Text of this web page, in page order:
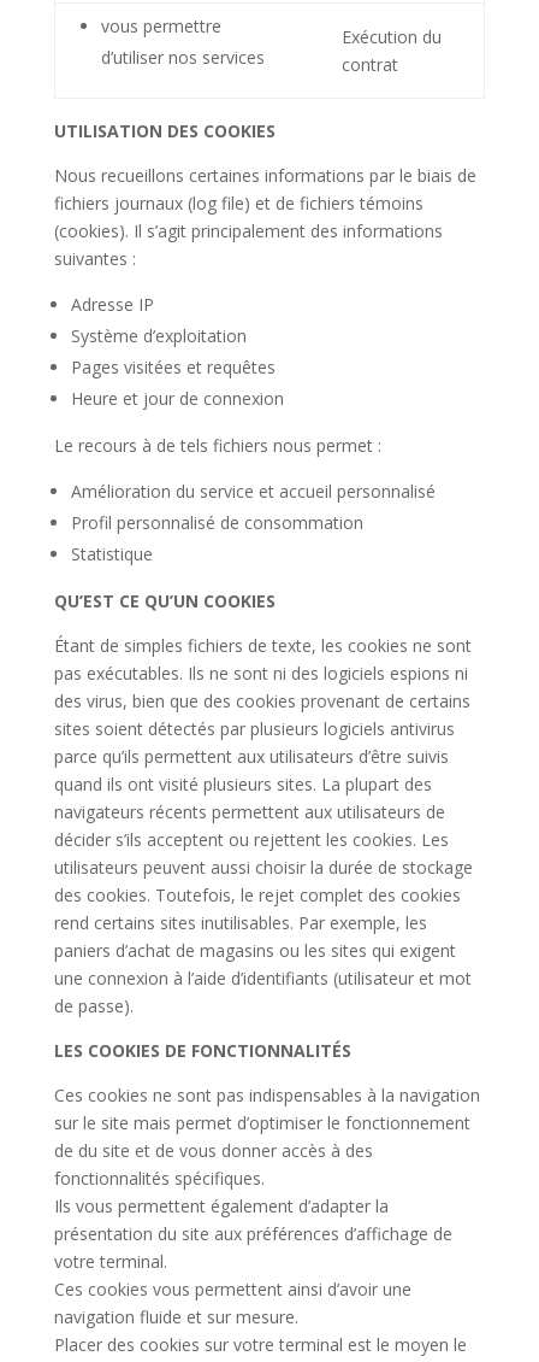
vous permettre
d’utiliser nos services
Exécution du
contrat
UTILISATION DES COOKIES
Nous recueillons certaines informations par le biais de
fichiers journaux (log file) et de fichiers témoins
(cookies). Il s’agit principalement des informations
suivantes :
Adresse IP
Système d’exploitation
Pages visitées et requêtes
Heure et jour de connexion
Le recours à de tels fichiers nous permet :
Amélioration du service et accueil personnalisé
Profil personnalisé de consommation
Statistique
QU’EST CE QU’UN COOKIES
Étant de simples fichiers de texte, les cookies ne sont
pas exécutables. Ils ne sont ni des logiciels espions ni
des virus, bien que des cookies provenant de certains
sites soient détectés par plusieurs logiciels antivirus
parce qu’ils permettent aux utilisateurs d’être suivis
quand ils ont visité plusieurs sites. La plupart des
navigateurs récents permettent aux utilisateurs de
décider s’ils acceptent ou rejettent les cookies. Les
utilisateurs peuvent aussi choisir la durée de stockage
des cookies. Toutefois, le rejet complet des cookies
rend certains sites inutilisables. Par exemple, les
paniers d’achat de magasins ou les sites qui exigent
une connexion à l’aide d’identifiants (utilisateur et mot
de passe).
LES COOKIES DE FONCTIONNALITÉS
Ces cookies ne sont pas indispensables à la navigation
sur le site mais permet d’optimiser le fonctionnement
de du site et de vous donner accès à des
fonctionnalités spécifiques.
Ils vous permettent également d’adapter la
présentation du site aux préférences d’affichage de
votre terminal.
Ces cookies vous permettent ainsi d’avoir une
navigation fluide et sur mesure.
Placer des cookies sur votre terminal est le moyen le